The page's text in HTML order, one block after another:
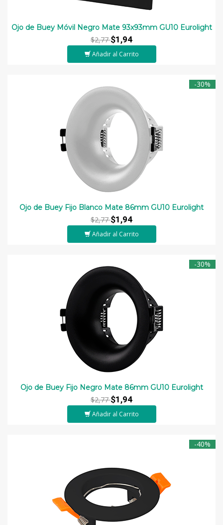
Ojo de Buey Móvil Negro Mate 93x93mm GU10 Eurolight
$2,77$1,94
Añadir al Carrito
-30%
Ojo de Buey Fijo Blanco Mate 86mm GU10 Eurolight
$2,77$1,94
Añadir al Carrito
-30%
Ojo de Buey Fijo Negro Mate 86mm GU10 Eurolight
$2,77$1,94
Añadir al Carrito
-40%